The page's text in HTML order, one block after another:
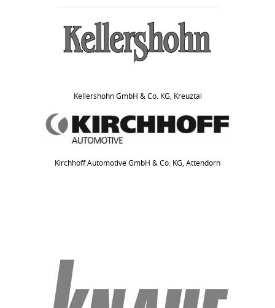
Kellershohn GmbH & Co. KG, Kreuztal
Kirchhoff Automotive GmbH & Co. KG, Attendorn